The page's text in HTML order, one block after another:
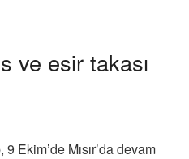
ve esir takası
Ekim’de Mısır’da devam